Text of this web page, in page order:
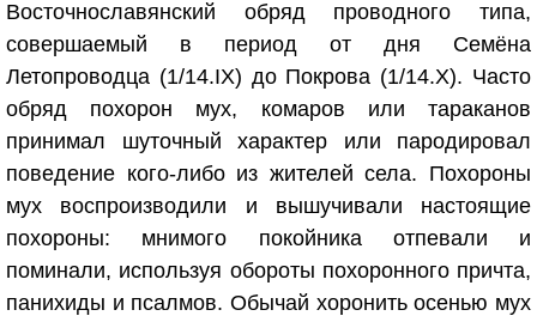
Восточнославянский обряд проводного типа,
совершаемый в период от дня Семёна
Летопроводца (1/14.IX) до Покрова (1/14.X). Часто
обряд похорон мух, комаров или тараканов
принимал шуточный характер или пародировал
поведение кого-либо из жителей села. Похороны
мух воспроизводили и вышучивали настоящие
похороны: мнимого покойника отпевали и
поминали, используя обороты похоронного причта,
панихиды и псалмов. Обычай хоронить осенью мух